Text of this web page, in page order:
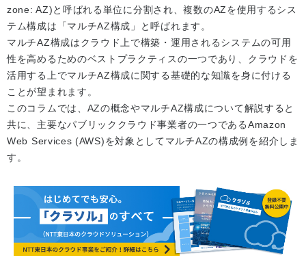
zone: AZ)と呼ばれる単位に分割され、複数のAZを使用するシス
テム構成は「マルチAZ構成」と呼ばれます。
マルチAZ構成はクラウド上で構築・運用されるシステムの可用
性を高めるためのベストプラクティスの一つであり、クラウドを
活用する上でマルチAZ構成に関する基礎的な知識を身に付ける
ことが望まれます。
このコラムでは、AZの概念やマルチAZ構成について解説すると
共に、主要なパブリッククラウド事業者の一つであるAmazon
Web Services (AWS)を対象としてマルチAZの構成例を紹介しま
す。